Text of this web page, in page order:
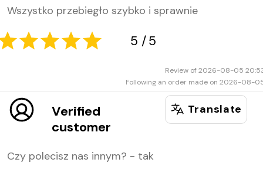
5
Wszystko przebiegło szybko i sprawnie
Review of 2026-08-05
Following an order made on 2026-08-
Verified
customer
Translate
Czy polecisz nas innym? - tak